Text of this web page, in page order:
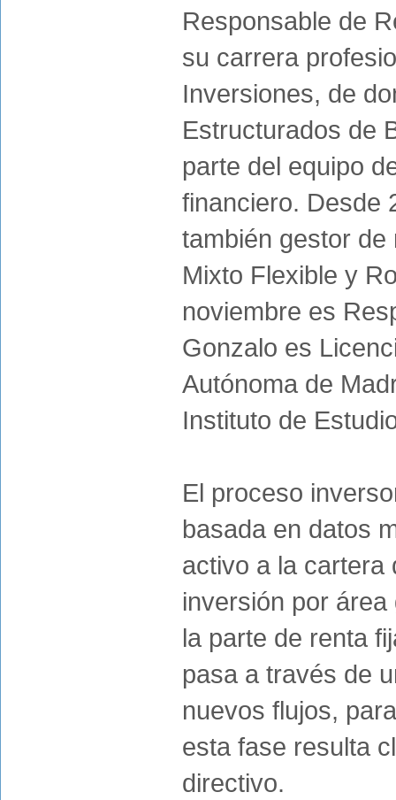
Responsable de
su carrera
Inversiones, de
Estructurados de
parte del equipo
financiero. Desde
también gestor de
Mixto Flexible y
noviembre es
Gonzalo es
Autónoma de
Instituto de
El proceso
basada en datos
activo a la cartera
inversión por
la parte de renta
pasa a través de
nuevos flujos,
esta fase resulta
directivo.